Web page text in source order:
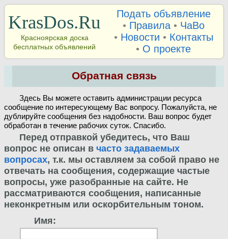
KrasDos.Ru
Красноярская доска
бесплатных объявлений
Подать объявление
• Правила• ЧаВо
• Новости • Контакты
• О проекте
Обратная связь
Здесь Вы можете оставить администрации ресурса
сообщение по интересующему Вас вопросу. Пожалуйста, не
дублируйте сообщения без надобности. Ваш вопрос будет
обработан в течение рабочих суток. Спасибо.
Перед отправкой убедитесь, что Ваш
вопрос не описан в часто задаваемых
вопросах, т.к. мы оставляем за собой право не
отвечать на сообщения, содержащие частые
вопросы, уже разобранные на сайте. Не
рассматриваются сообщения, написанные
неконкретным или оскорбительным тоном.
Имя: